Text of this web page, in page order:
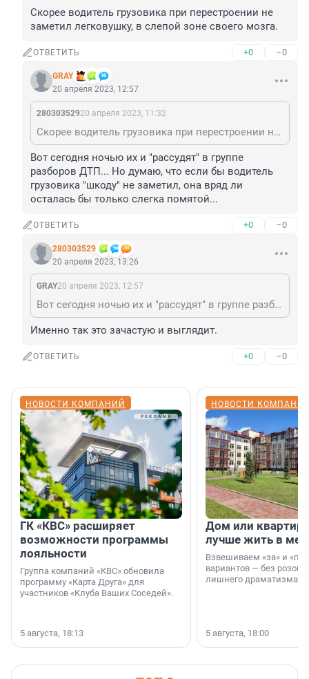
Скорее водитель грузовика при перестроении не
заметил легковушку, в слепой зоне своего мозга.
ОТВЕТИТЬ +0 –0
GRAY
20 апреля 2023, 12:57
28030352920 апреля 2023, 11:32
Скорее водитель грузовика при перестроении не заметил легковушку, в слепой зоне своего мозга.
Вот сегодня ночью их и "рассудят" в группе
разборов ДТП... Но думаю, что если бы водитель
грузовика "шкоду" не заметил, она вряд ли
осталась бы только слегка помятой...
ОТВЕТИТЬ +0 –0
280303529
20 апреля 2023, 13:26
GRAY20 апреля 2023, 12:57
Вот сегодня ночью их и "рассудят" в группе разборов ДТП... Но думаю, что если бы водитель грузовика "шкоду" не заметил, она вряд ли осталась бы только слегка помятой...
Именно так это зачастую и выглядит.
ОТВЕТИТЬ +0 –0
НОВОСТИ КОМПАНИЙ
ГК «КВС» расширяет
возможности программы
лояльности
Группа компаний «КВС» обновила
программу «Карта Друга» для
участников «Клуба Ваших Соседей».
5 августа, 18:13
НОВОСТИ
Дом или
лучше жить в
Взвешиваем «за» и
вариантов — без
лишнего драматизма.
5 августа, 18:00